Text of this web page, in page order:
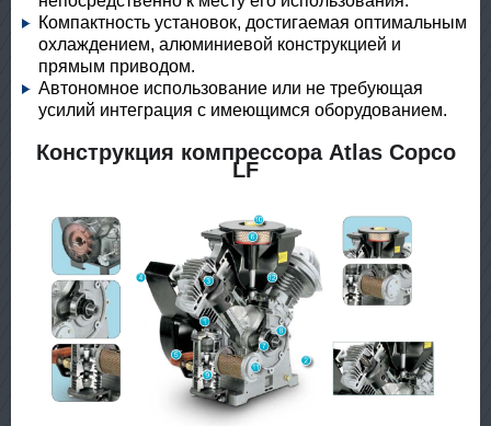
Компактность установок, достигаемая оптимальным
охлаждением, алюминиевой конструкцией и
прямым приводом.
Автономное использование или не требующая
усилий интеграция с имеющимся оборудованием.
Конструкция компрессора Atlas Copco
LF